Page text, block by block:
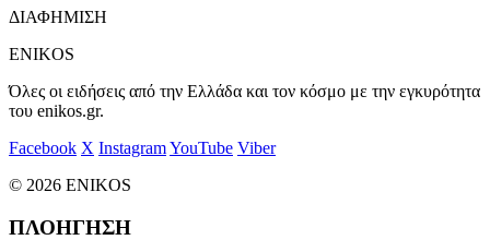
ΔΙΑΦΗΜΙΣΗ
ENIKOS
Όλες οι ειδήσεις από την Ελλάδα και τον κόσμο με την εγκυρότητα
του enikos.gr.
Facebook X InstagramYouTube Viber
© 2026 ENIKOS
ΠΛΟΗΓΗΣΗ